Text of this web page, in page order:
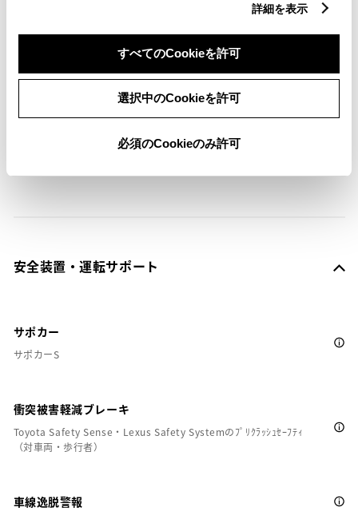
詳細を表示
すべてのCookieを許可
選択中のCookieを許可
必須のCookieのみ許可
リモコンスターター
安全装置・運転サポート
サポカー
サポカーS
衝突被害軽減ブレーキ
Toyota Safety Sense・Lexus Safety Systemのﾌﾟﾘｸﾗｯｼｭｾｰﾌﾃｨ
（対車両・歩行者）
車線逸脱警報